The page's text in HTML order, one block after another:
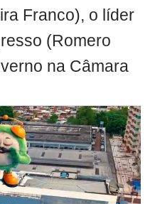
Franco), o líder
(Romero
na Câmara